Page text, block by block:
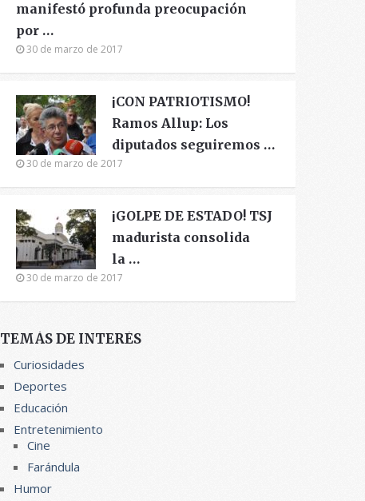
manifestó profunda preocupación
por …
30 de marzo de 2017
¡CON PATRIOTISMO!
Ramos Allup: Los
diputados seguiremos …
30 de marzo de 2017
¡GOLPE DE ESTADO! TSJ
madurista consolida
la …
30 de marzo de 2017
TEMÁS DE INTERÉS
Curiosidades
Deportes
Educación
Entretenimiento
Cine
Farándula
Humor